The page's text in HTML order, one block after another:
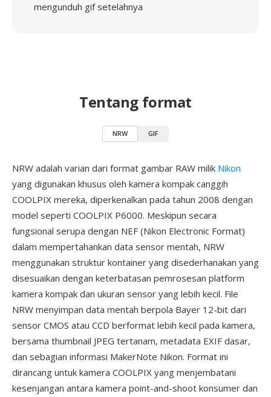
mengunduh gif setelahnya
Tentang format
NRW GIF
NRW adalah varian dari format gambar RAW milik Nikon
yang digunakan khusus oleh kamera kompak canggih
COOLPIX mereka, diperkenalkan pada tahun 2008 dengan
model seperti COOLPIX P6000. Meskipun secara
fungsional serupa dengan NEF (Nikon Electronic Format)
dalam mempertahankan data sensor mentah, NRW
menggunakan struktur kontainer yang disederhanakan yang
disesuaikan dengan keterbatasan pemrosesan platform
kamera kompak dan ukuran sensor yang lebih kecil. File
NRW menyimpan data mentah berpola Bayer 12-bit dari
sensor CMOS atau CCD berformat lebih kecil pada kamera,
bersama thumbnail JPEG tertanam, metadata EXIF dasar,
dan sebagian informasi MakerNote Nikon. Format ini
dirancang untuk kamera COOLPIX yang menjembatani
kesenjangan antara kamera point-and-shoot konsumer dan